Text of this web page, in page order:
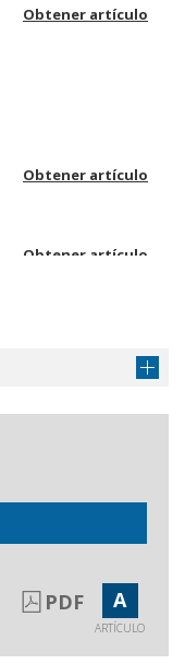
Obtener artículo
Obtener artículo
Obtener artículo
Obtener artículo
PDF A
ARTÍCULO